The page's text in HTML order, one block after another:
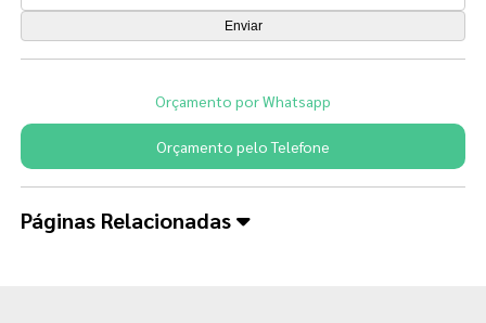
Orçamento por Whatsapp
Orçamento pelo Telefone
Páginas Relacionadas